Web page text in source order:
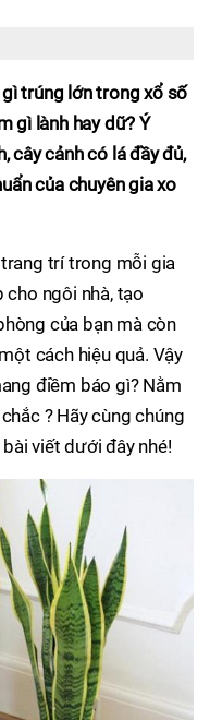
trúng lớn trong xổ số
gì lành hay dữ? Ý
cây cảnh có lá đầy đủ,
của chuyên gia xo
trí trong mỗi gia
cho ngôi nhà, tạo
của bạn mà còn
cách hiệu quả. Vậy
điềm báo gì? Nằm
? Hãy cùng chúng
viết dưới đây nhé!